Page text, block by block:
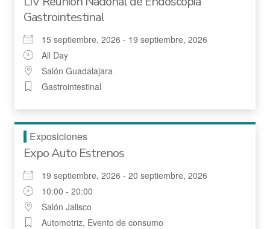
Gastrointestinal
15 septiembre, 2026 - 19 septiembre, 2026
All Day
Salón Guadalajara
Gastrointestinal
Exposiciones
Expo Auto Estrenos
19 septiembre, 2026 - 20 septiembre, 2026
10:00 - 20:00
Salón Jalisco
Automotriz, Evento de consumo